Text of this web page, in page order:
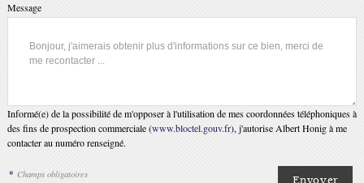
Message
Informé(e) de la possibilité de m'opposer à l'utilisation de mes coordonnées téléphoniques à
des fins de prospection commerciale (www.bloctel.gouv.fr), j'autorise Albert Honig à me
contacter au numéro renseigné.
* Champs obligatoires